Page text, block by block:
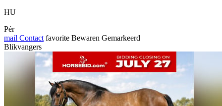
HU
Pér
mail Contact favorite Bewaren Gemarkeerd
Blikvangers